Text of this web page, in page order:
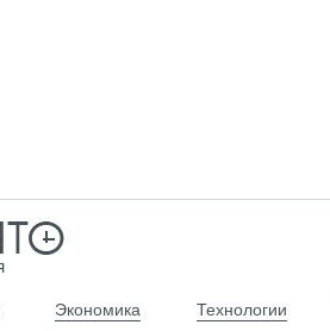
Экономика Технологии